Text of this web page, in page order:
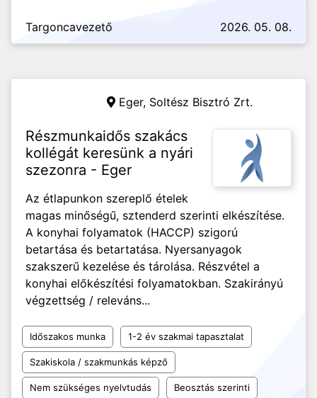
Targoncavezető 2026. 05. 08.
Eger, Soltész Bisztró Zrt.
Részmunkaidős szakács
kollégát keresünk a nyári
szezonra - Eger
Az étlapunkon szereplő ételek
magas minőségű, sztenderd szerinti elkészítése.
A konyhai folyamatok (HACCP) szigorú
betartása és betartatása. Nyersanyagok
szakszerű kezelése és tárolása. Részvétel a
konyhai előkészítési folyamatokban. Szakirányú
végzettség / releváns...
Időszakos munka 1-2 év szakmai tapasztalat
Szakiskola / szakmunkás képző
Nem szükséges nyelvtudás Beosztás szerinti